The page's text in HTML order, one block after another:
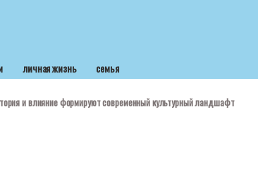
личная жизнь семья
и влияние формируют современный культурный ландшафт